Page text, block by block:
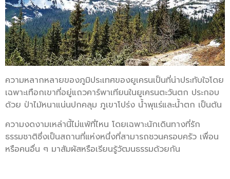
ความหลากหลายของภูมิประเทศของยูเครนเป็นที่น่าประทับใจโดย
เฉพาะเทือกเขาที่อยู่แถวคาร์พาเทียนในยูเครนตะวันตก ประกอบ
ด้วย ป่าไม้หนาแน่นปกคลุม ภูเขาโปร่ง น้ำพุแร่และน้ำตก เป็นต้น
ความงดงามเหล่านี้ไม่แพ้ที่ไหน โดยเฉพาะนักเดินทางที่รัก
ธรรมชาติซึ่งเป็นสถานที่แห่งหนึ่งที่สามารถชวนครอบครัว เพื่อน
หรือคนอื่น ๆ มาสัมผัสหรือเรียนรู้วัฒนธรรมด้วยกัน